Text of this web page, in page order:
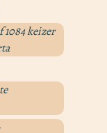
keizer